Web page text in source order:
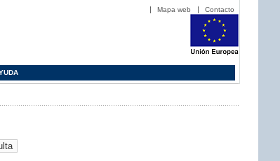
Mapa web Contacto